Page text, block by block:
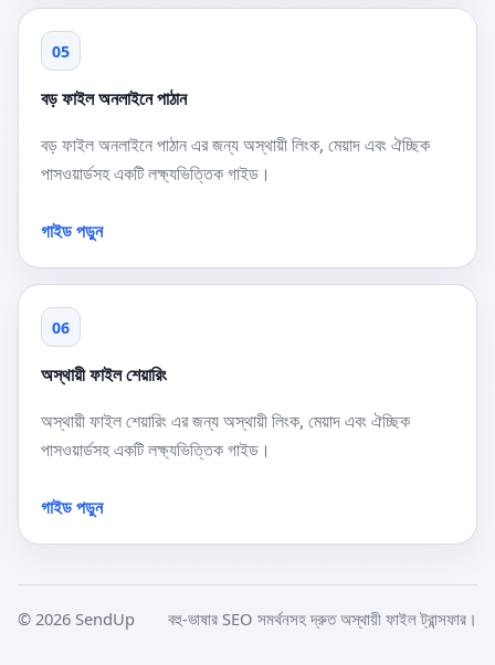
05
বড় ফাইল অনলাইনে পাঠান
বড় ফাইল অনলাইনে পাঠান এর জন্য অস্থায়ী লিংক, মেয়াদ এবং ঐচ্ছিক
পাসওয়ার্ডসহ একটি লক্ষ্যভিত্তিক গাইড।
গাইড পড়ুন
06
অস্থায়ী ফাইল শেয়ারিং
অস্থায়ী ফাইল শেয়ারিং এর জন্য অস্থায়ী লিংক, মেয়াদ এবং ঐচ্ছিক
পাসওয়ার্ডসহ একটি লক্ষ্যভিত্তিক গাইড।
গাইড পড়ুন
© 2026 SendUp বহু-ভাষার SEO সমর্থনসহ দ্রুত অস্থায়ী ফাইল ট্রান্সফার।